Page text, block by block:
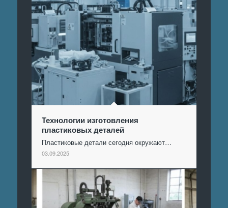
Технологии изготовления
пластиковых деталей
Пластиковые детали сегодня окружают…
03.09.2025